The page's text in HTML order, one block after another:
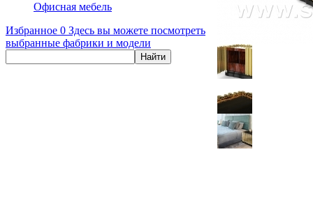
Офисная мебель
Избранное 0 Здесь вы можете посмотреть
выбранные фабрики и модели